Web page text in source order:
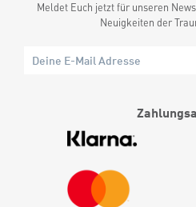
Meldet Euch jetzt für unseren
Neuigkeiten der